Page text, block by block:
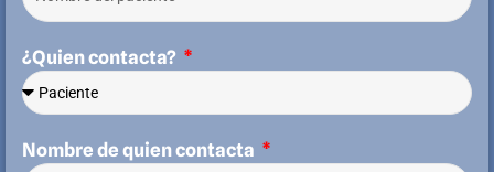
¿Quien contacta?
Nombre de quien contacta